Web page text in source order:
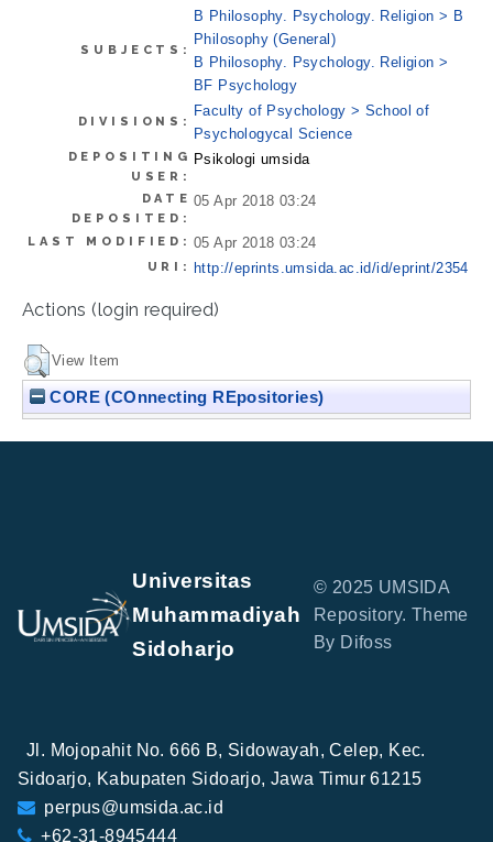
SUBJECTS:
B Philosophy. Psychology. Religion > B
Philosophy (General)
B Philosophy. Psychology. Religion >
BF Psychology
DIVISIONS:
Faculty of Psychology > School of
Psychologycal Science
DEPOSITING
USER:
Psikologi umsida
DATE
DEPOSITED:
05 Apr 2018 03:24
LAST MODIFIED: 05 Apr 2018 03:24
URI: http://eprints.umsida.ac.id/id/eprint/2354
Actions (login required)
View Item
CORE (COnnecting REpositories)
Universitas
Muhammadiyah
Sidoharjo
© 2025 UMSIDA
Repository. Theme
By Difoss
Jl. Mojopahit No. 666 B, Sidowayah, Celep, Kec.
Sidoarjo, Kabupaten Sidoarjo, Jawa Timur 61215
perpus@umsida.ac.id
+62-31-8945444